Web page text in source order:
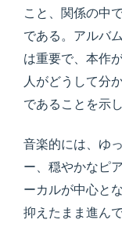
こと、関係の中
である。アルバ
は重要で、本作
人がどうして分
であることを示
音楽的には、ゆ
ー、穏やかなピ
ーカルが中心と
抑えたまま進ん